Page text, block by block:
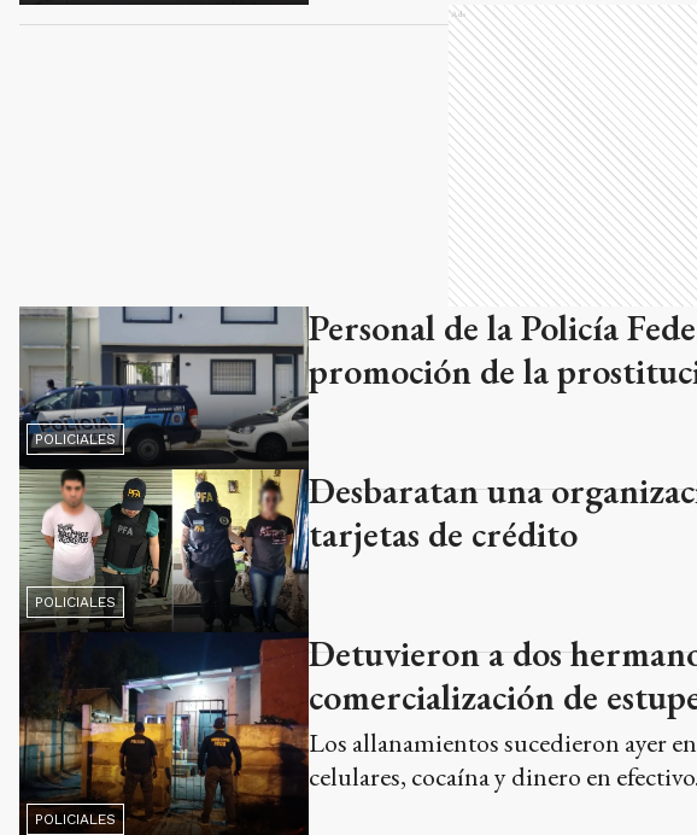
Ads
POLICIALES
Personal de la Policía
promoción de la
POLICIALES
Desbaratan una
tarjetas de crédito
POLICIALES
Detuvieron a dos
comercialización de
Los allanamientos sucedieron ayer
celulares, cocaína y dinero en efectivo.